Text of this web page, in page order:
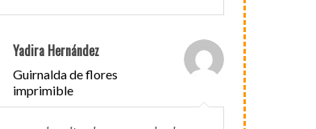
Yadira Hernández
Guirnalda de flores
imprimible